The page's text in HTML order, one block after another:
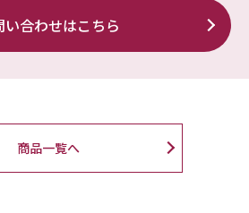
い合わせはこちら
商品一覧へ